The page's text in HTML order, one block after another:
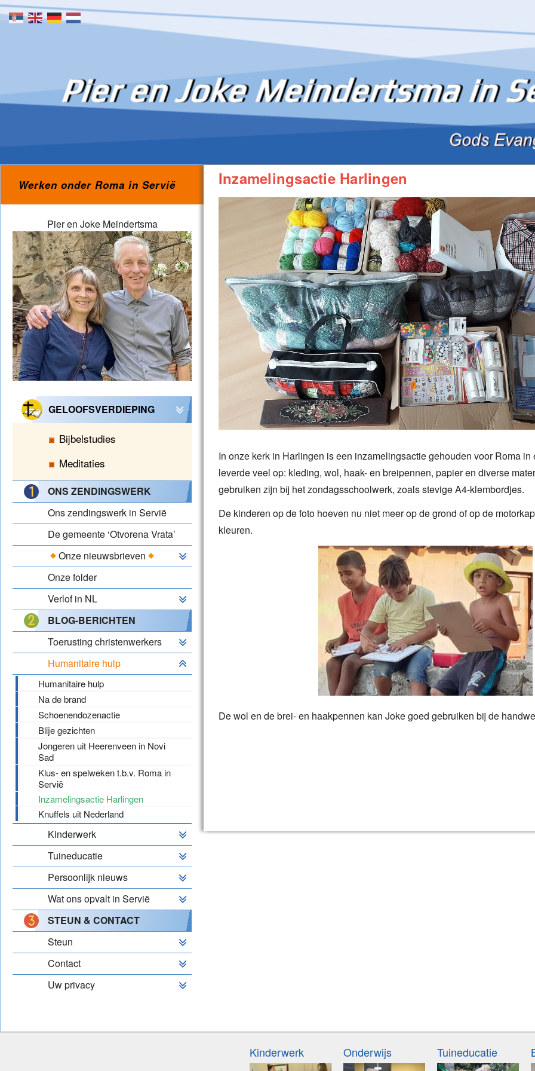
Skip to content
Inzamelingsactie Harlingen
In onze kerk in Harlingen is een inzamelingsactie gehouden voor Roma in
leverde veel op: kleding, wol, haak- en breipennen, papier en diverse
gebruiken zijn bij het zondagsschoolwerk, zoals stevige A4-klembordjes.
De kinderen op de foto hoeven nu niet meer op de grond of op de
kleuren.
De wol en de brei- en haakpennen kan Joke goed gebruiken bij de
Werken onder Roma in Servië
Pier en Joke Meindertsma
GELOOFSVERDIEPING
Bijbelstudies
Meditaties
ONS ZENDINGSWERK
Ons zendingswerk in Servië
De gemeente ‘Otvorena Vrata’
Onze nieuwsbrieven
Onze folder
Verlof in NL
BLOG-BERICHTEN
Toerusting christenwerkers
Humanitaire hulp
Humanitaire hulp
Na de brand
Schoenendozenactie
Blije gezichten
Jongeren uit Heerenveen in Novi
Sad
Klus- en spelweken t.b.v. Roma in
Servië
Inzamelingsactie Harlingen
Knuffels uit Nederland
Kinderwerk
Tuineducatie
Persoonlijk nieuws
Wat ons opvalt in Servië
STEUN & CONTACT
Steun
Contact
Uw privacy
Kinderwerk Onderwijs Tuineducatie